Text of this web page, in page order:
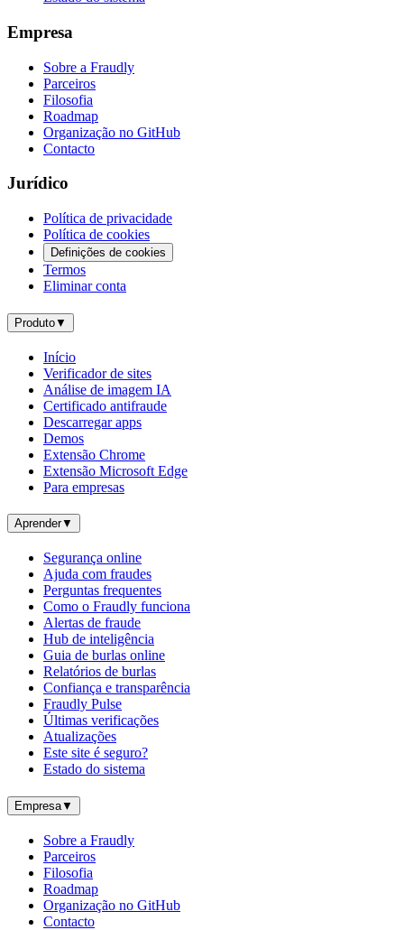
Empresa
Sobre a Fraudly
Parceiros
Filosofia
Roadmap
Organização no GitHub
Contacto
Jurídico
Política de privacidade
Política de cookies
Definições de cookies
Termos
Eliminar conta
Produto▼
Início
Verificador de sites
Análise de imagem IA
Certificado antifraude
Descarregar apps
Demos
Extensão Chrome
Extensão Microsoft Edge
Para empresas
Aprender▼
Segurança online
Ajuda com fraudes
Perguntas frequentes
Como o Fraudly funciona
Alertas de fraude
Hub de inteligência
Guia de burlas online
Relatórios de burlas
Confiança e transparência
Fraudly Pulse
Últimas verificações
Atualizações
Este site é seguro?
Estado do sistema
Empresa▼
Sobre a Fraudly
Parceiros
Filosofia
Roadmap
Organização no GitHub
Contacto